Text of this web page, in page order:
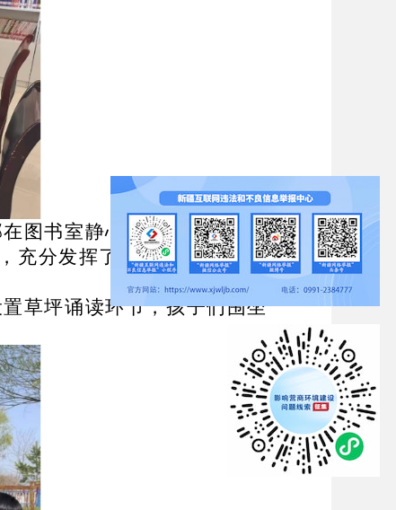
图书室静心研读、交流阅读
充分发挥了文化阵地的示范
草坪诵读环节，孩子们围坐